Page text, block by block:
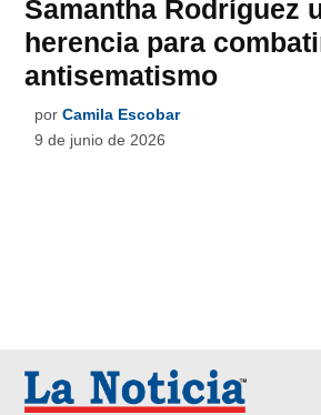
Samantha Rodríguez
herencia para
antisematismo
por Camila Escobar
9 de junio de 2026